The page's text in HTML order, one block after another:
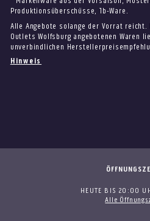
Produktionsüberschüsse, 1b-Ware.
Alle Angebote solange der Vorrat
Outlets Wolfsburg angebotenen Waren
unverbindlichen
Hinweis
HEUTE BIS 20:00
Alle